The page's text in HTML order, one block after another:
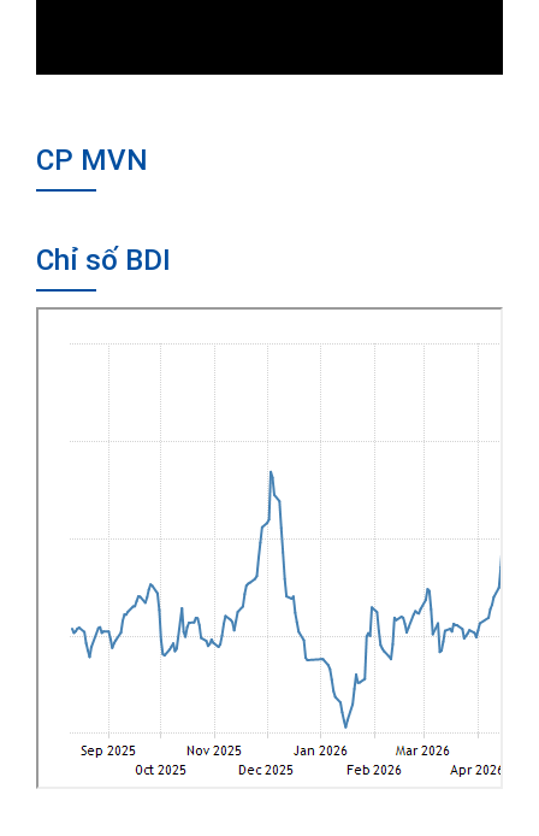
CP MVN
Chỉ số BDI